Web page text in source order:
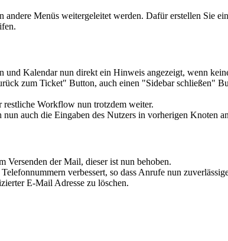
andere Menüs weitergeleitet werden. Dafür erstellen Sie
und Kalendar nun direkt ein Hinweis angezeigt, wenn
zum Ticket" Button, auch einen "Sidebar schließen"
restliche Workflow nun trotzdem weiter.
auch die Eingaben des Nutzers in vorherigen Knoten
Versenden der Mail, dieser ist nun behoben.
verbessert, so dass Anrufe nun
E-Mail Adresse zu löschen.